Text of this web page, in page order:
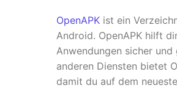
OpenAPK ist ein
Android. OpenAPK hilft
Anwendungen sicher
anderen Diensten bietet
damit du auf dem